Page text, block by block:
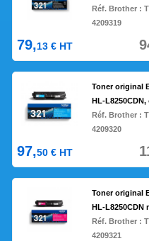
Réf. Brother :
4209319
79,13 € HT
Toner original
HL-
Réf. Brother :
4209320
97,50 € HT
Toner original
HL-L8250CDN
Réf. Brother :
4209321